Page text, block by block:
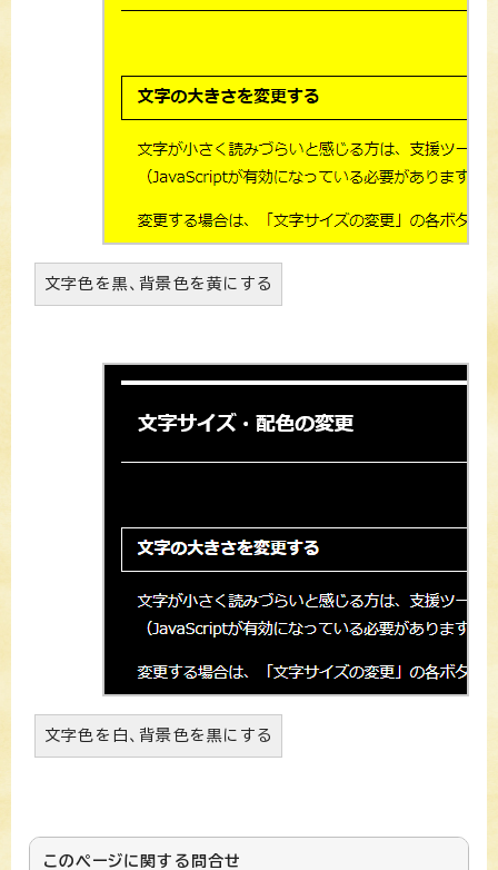
文字色を黒、背景色を黄にする
文字色を白、背景色を黒にする
このページに関する 問合せ